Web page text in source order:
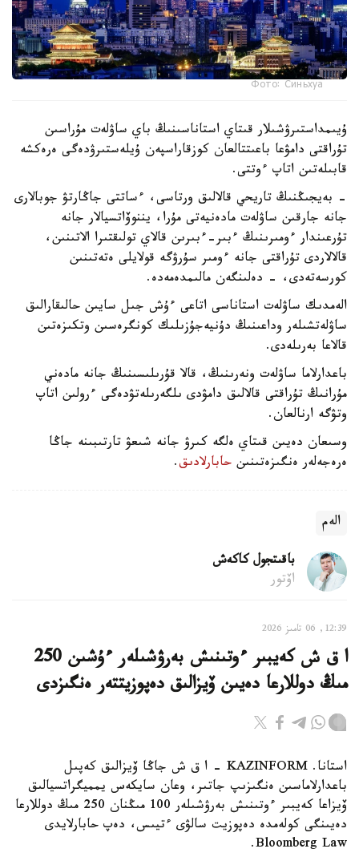
Фото: Синьхуа
ۇيىمداستىرۋشىلار قىتاي استاناسىنىڭ باي ساۋلەت مۇراسىن
تۇراقتى دامۋعا باعىتتالعان كوزقاراسپەن ۇيلەستىرۋدەگى ەرەكشە
قابىلەتىن اتاپ ءوتتى.
- بەيجىڭنىڭ تاريحي قالالىق ورتاسى، ءساتتى جاڭارتۋ جوبالارى
جانە جارقىن ساۋلەت مادەنيەتى مۇرا، يننوۆاتسيالار جانە
تۇرعىندار ءومىرىنىڭ ءبىر-ءبىرىن قالاي تولىقتىرا الاتىنىن،
قالالاردى تۇراقتى جانە ءومىر سۇرۋگە قولايلى ەتەتىنىن
كورسەتەدى، - دەلىنگەن مالىمدەمەدە.
الەمدىك ساۋلەت استاناسى اتاعى ءۇش جىل سايىن حالىقارالىق
ساۋلەتشىلەر وداعىنىڭ دۇنيەجۇزىلىك كونگرەسىن وتكىزەتىن
قالاعا بەرىلەدى.
باعدارلاما ساۋلەت ونەرىنىڭ، قالا قۇرىلىسىنىڭ جانە مادەني
مۇرانىڭ تۇراقتى قالالىق دامۋدى ىلگەرىلەتۋدەگى ءرولىن اتاپ
وتۋگە ارنالعان.
وسىعان دەيىن قىتاي ەلگە كىرۋ جانە شىعۋ تارتىبىنە جاڭا
ەرەجەلەر ەنگىزەتىنىن حابارلادىق.
الەم
باقىتجول كاكەش
اۆتور
12:39, 06 تامىز 2026
ا ق ش كەيبىر ءوتىنىش بەرۋشىلەر ءۇشىن 250
مىڭ دوللارعا دەيىن ۆيزالىق دەپوزيتتەر ەنگىزدى
استانا. KAZINFORM – ا ق ش جاڭا ۆيزالىق كەپىل
باعدارلاماسىن ەنگىزىپ جاتىر، وعان سايكەس يمميگراتسيالىق
ۆيزاعا كەيبىر ءوتىنىش بەرۋشىلەر 100 مىڭنان 250 مىڭ دوللارعا
دەيىنگى كولەمدە دەپوزيت سالۋى ءتيىس، دەپ حابارلايدى
Bloomberg Law.